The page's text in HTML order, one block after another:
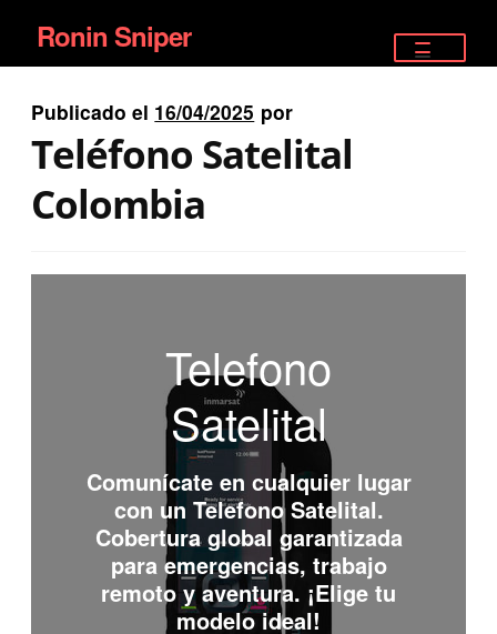
Ir
a
la
navegación
Ir
al
contenido
Ronin Sniper
EQUIPAMIENTO ÉLITE
PISTOLAS
Publicado el 16/04/2025 por
Teléfono Satelital
Colombia
Telefono
Satelital
Comunícate en cualquier lugar
con un Telefono Satelital.
Cobertura global garantizada
para emergencias, trabajo
remoto y aventura. ¡Elige tu
modelo ideal!